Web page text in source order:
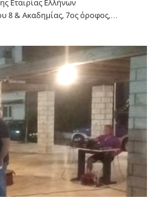
Εταιρίας Ελλήνων
8 & Ακαδημίας, 7ος όροφος,…